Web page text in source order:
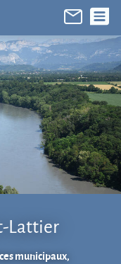
Lattier
municipaux,